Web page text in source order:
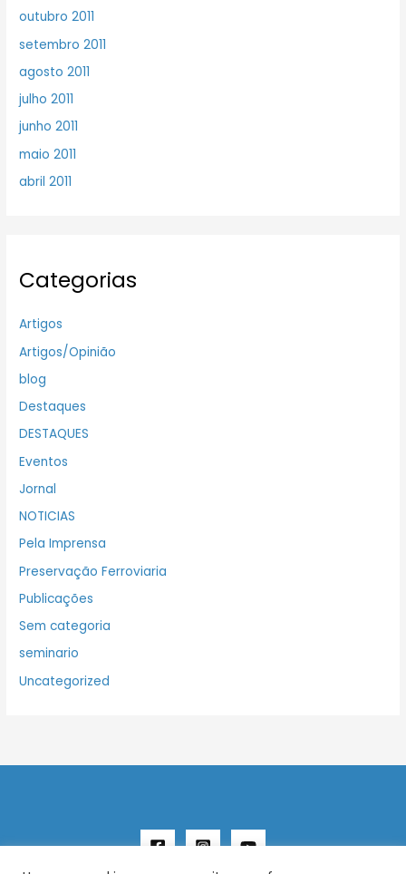
outubro 2011
setembro 2011
agosto 2011
julho 2011
junho 2011
maio 2011
abril 2011
Categorias
Artigos
Artigos/Opinião
blog
Destaques
DESTAQUES
Eventos
Jornal
NOTICIAS
Pela Imprensa
Preservação Ferroviaria
Publicações
Sem categoria
seminario
Uncategorized